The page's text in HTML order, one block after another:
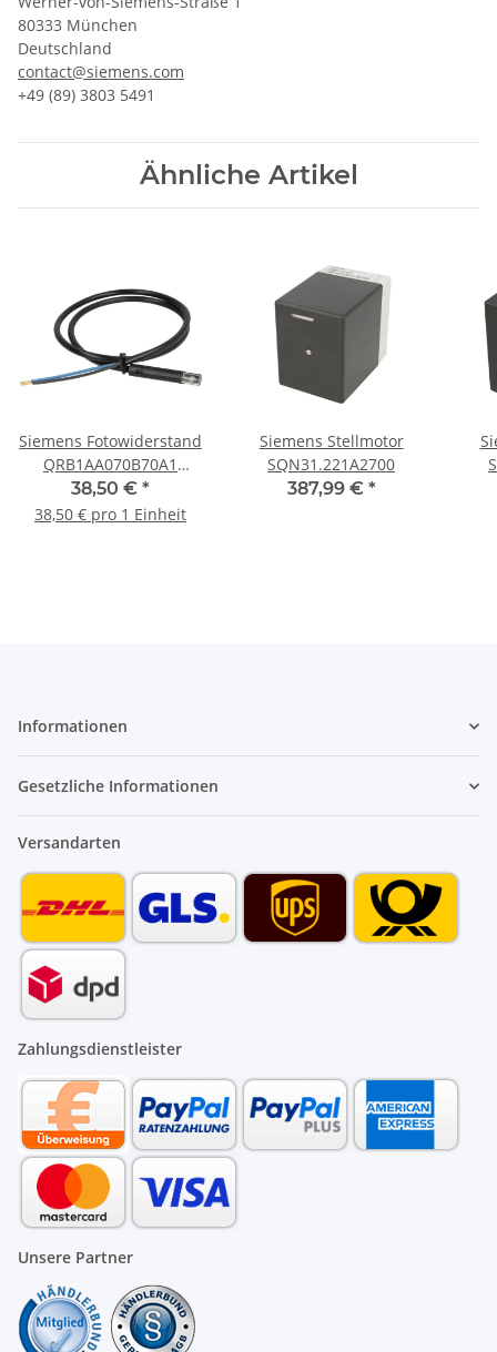
80333 München
Deutschland
contact@siemens.com
+49 (89) 3803 5491
Ähnliche Artikel
Siemens Fotowiderstand
QRB1AA070B70A1
Kabellänge 700mm
Gehäuse 50 mm
38,50 € *
38,50 € pro 1 Einheit
Siemens Stellmotor
SQN31.221A2700
387,99 € *
Informationen
Gesetzliche Informationen
Versandarten
Zahlungsdienstleister
Unsere Partner